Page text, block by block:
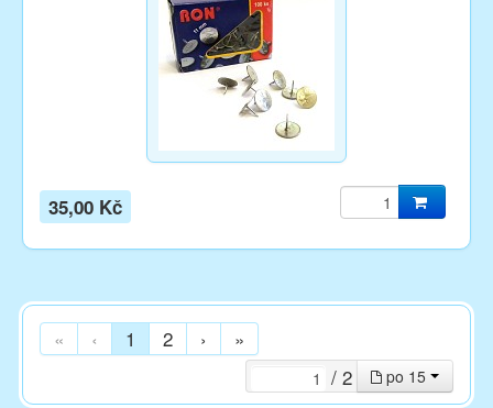
35,00 Kč
« ‹ 1 2 › »
po 15
/ 2